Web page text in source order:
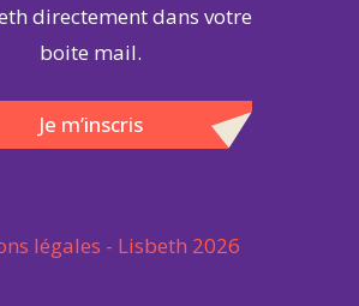
directement dans votre
boite mail.
Je m’inscris
légales - Lisbeth 2026